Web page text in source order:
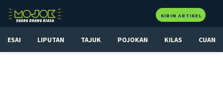
KIRIM ARTIKEL
ESAI LIPUTAN TAJUK POJOKAN KILAS CUAN